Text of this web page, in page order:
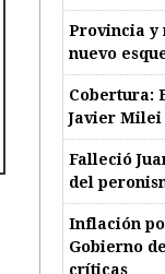
Provincia y
nuevo
Cobertura:
Javier Milei
Falleció
del
Inflación
Gobierno
críticas